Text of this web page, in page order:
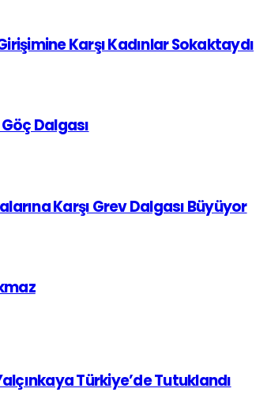
Karşı Kadınlar Sokaktaydı
Dalgası
Karşı Grev Dalgası Büyüyor
Türkiye’de Tutuklandı